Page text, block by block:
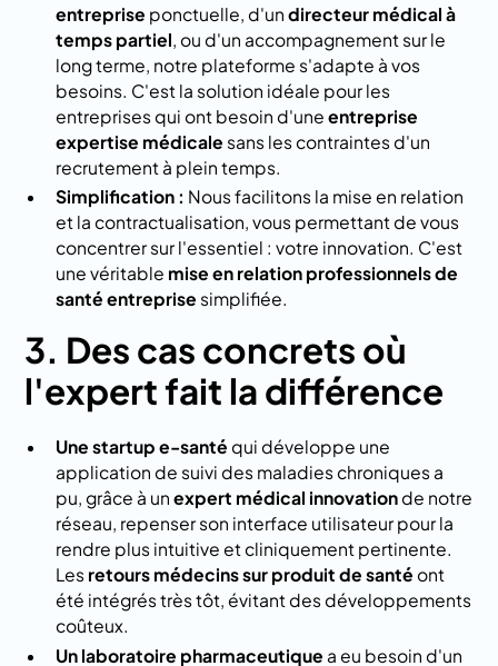
entreprise ponctuelle, d'un directeur médical à
temps partiel , ou d'un accompagnement sur le
long terme, notre plateforme s'adapte à vos
besoins. C'est la solution idéale pour les
entreprises qui ont besoin d'une entreprise
expertise médicale sans les contraintes d'un
recrutement à plein temps.
Simplification : Nous facilitons la mise en relation
et la contractualisation, vous permettant de vous
concentrer sur l'essentiel : votre innovation. C'est
une véritable mise en relation professionnels de
santé entreprise simplifiée.
3. Des cas concrets où
l'expert fait la différence
Une startup e-santé qui développe une
application de suivi des maladies chroniques a
pu, grâce à un expert médical innovationde notre
réseau, repenser son interface utilisateur pour la
rendre plus intuitive et cliniquement pertinente.
Les retours médecins sur produit de santé ont
été intégrés très tôt, évitant des développements
coûteux.
Un laboratoire pharmaceutique a eu besoin d'un